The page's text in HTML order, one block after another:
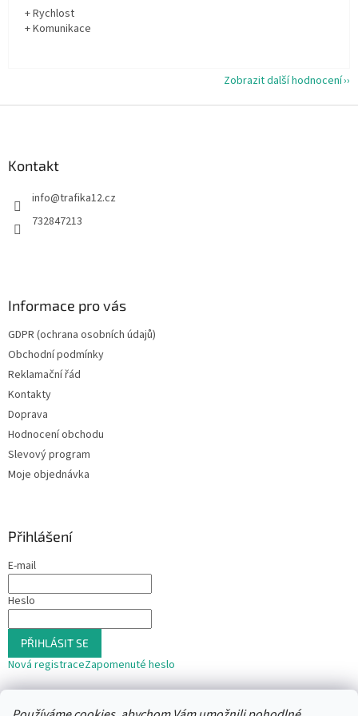
+ Rychlost
+ Komunikace
Zobrazit další hodnocení
Kontakt
info@trafika12.cz
732847213
Informace pro vás
GDPR (ochrana osobních údajů)
Obchodní podmínky
Reklamační řád
Kontakty
Doprava
Hodnocení obchodu
Slevový program
Moje objednávka
Přihlášení
E-mail
Heslo
PŘIHLÁSIT SE
Nová registraceZapomenuté heslo
nebo